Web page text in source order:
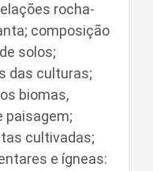
rocha-
composição
solos;
das culturas;
biomas,
paisagem;
cultivadas;
e ígneas: